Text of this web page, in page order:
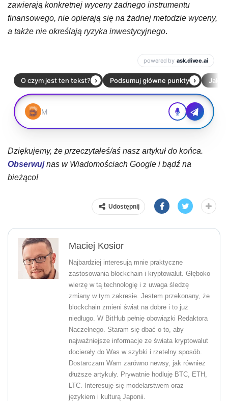
zawierają konkretnej wyceny żadnego instrumentu
finansowego, nie opierają się na żadnej metodzie wyceny,
a także nie określają ryzyka inwestycyjnego.
Dziękujemy, że przeczytałeś/aś nasz artykuł do końca.
Obserwujnas w Wiadomościach Google i bądź na
bieżąco!
Udostępnij
Maciej Kosior
Najbardziej interesują mnie praktyczne
zastosowania blockchain i kryptowalut. Głęboko
wierzę w tą technologię i z uwaga śledzę
zmiany w tym zakresie. Jestem przekonany, że
blockchain zmieni świat na dobre i to już
niedługo. W BitHub pełnię obowiązki Redaktora
Naczelnego. Staram się dbać o to, aby
najważniejsze informacje ze świata kryptowalut
docierały do Was w szybki i rzetelny sposób.
Dostarczam Wam zarówno newsy, jak również
dłuższe artykuły. Prywatnie hodluję BTC, ETH,
LTC. Interesuję się modelarstwem oraz
językiem i kulturą Japonii.